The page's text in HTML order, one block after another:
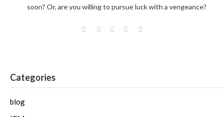
soon? Or, are you willing to pursue luck with a vengeance?
Categories
blog